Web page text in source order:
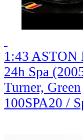
1:43
24h Spa
Turner, Green
100SPA20 /